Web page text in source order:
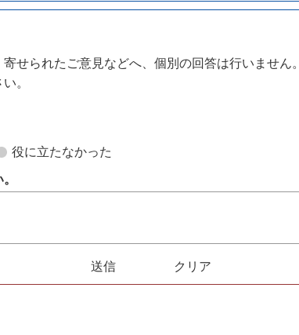
せられたご意見などへ、個別の回答は行いません。
。
役に立たなかった